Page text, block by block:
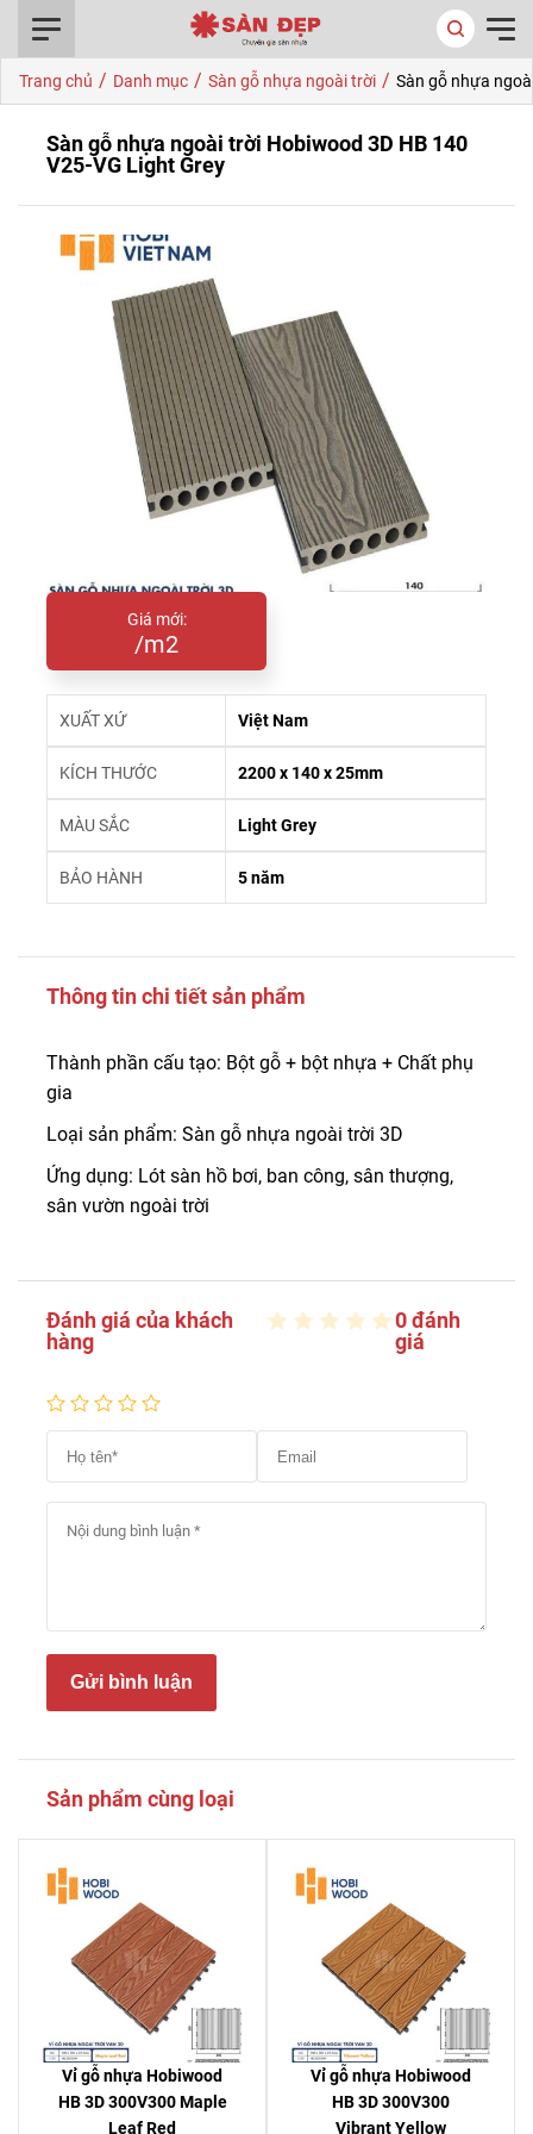
Trang chủ / Danh mục / Sàn gỗ nhựa ngoài trời / Sàn gỗ nhựa
Sàn gỗ nhựa ngoài trời Hobiwood 3D HB 140
V25-VG Light Grey
Giá mới:
/m2
XUẤT XỨ Việt Nam
KÍCH THƯỚC 2200 x 140 x 25mm
MÀU SẮC Light Grey
BẢO HÀNH 5 năm
Thông tin chi tiết sản phẩm
Thành phần cấu tạo: Bột gỗ + bột nhựa + Chất phụ
gia
Loại sản phẩm: Sàn gỗ nhựa ngoài trời 3D
Ứng dụng: Lót sàn hồ bơi, ban công, sân thượng,
sân vườn ngoài trời
Đánh giá của khách
hàng
0 đánh
giá
Gửi bình luận
Sản phẩm cùng loại
Vỉ gỗ nhựa Hobiwood
HB 3D 300V300 Maple
Leaf Red
Vỉ gỗ nhựa Hobiwood
HB 3D 300V300
Vibrant Yellow